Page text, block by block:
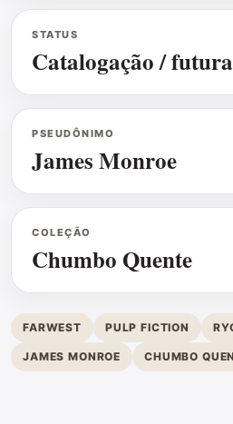
STATUS
Catalogação /
PSEUDÔNIMO
James Monroe
COLEÇÃO
Chumbo Quente
FARWEST PULP FICTION
JAMES MONROE CHUMBO